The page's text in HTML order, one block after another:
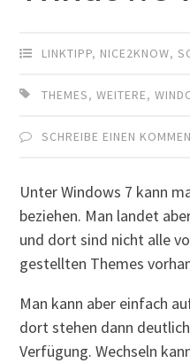
LINKTIPP, NICE2KNOW,
THEMES,WEITERE,
SCHREIBE EINEN
Unter Windows 7 kann
beziehen. Man landet
und dort sind nicht alle
gestellten Themes
Man kann aber einfach
dort stehen dann
Verfügung. Wechseln